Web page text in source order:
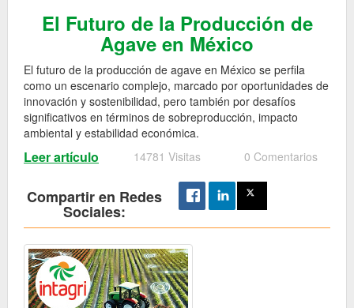
El Futuro de la Producción de
Agave en México
El futuro de la producción de agave en México se perfila
como un escenario complejo, marcado por oportunidades de
innovación y sostenibilidad, pero también por desafíos
significativos en términos de sobreproducción, impacto
ambiental y estabilidad económica.
Leer artículo 14781 Visitas 0 Comentarios
Compartir en Redes
Sociales: